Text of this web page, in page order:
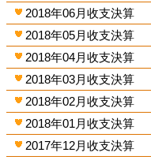
2018年06月收支決算
2018年05月收支決算
2018年04月收支決算
2018年03月收支決算
2018年02月收支決算
2018年01月收支決算
2017年12月收支決算